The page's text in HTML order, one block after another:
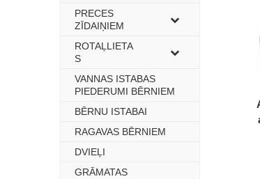
PRECES
ZĪDAIŅIEM
–
ROTAĻLIETA
S
–
VANNAS ISTABAS
PIEDERUMI BĒRNIEM
–
BĒRNU ISTABAI
–
RAGAVAS BĒRNIEM
–
DVIEĻI
–
GRĀMATAS
–